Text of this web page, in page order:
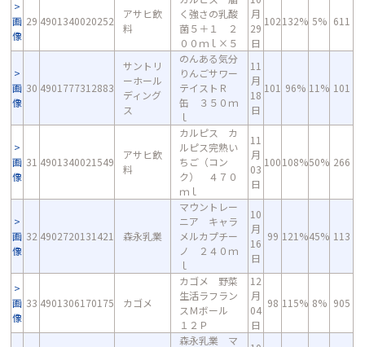
画
像
29 4901340020252
アサヒ飲
料
く強さの乳酸
菌５＋１ ２
００ｍｌ×５
月
29
日
102132% 5% 611
画
像
30 4901777312883
サントリ
ーホール
ディング
ス
のんある気分
りんごサワー
テイストＲ
缶 ３５０ｍ
ｌ
11
月
18
日
101 96% 11% 101
画
像
31 4901340021549
アサヒ飲
料
カルピス カ
ルピス完熟い
ちご（コン
ク） ４７０
ｍｌ
11
月
03
日
100108%50% 266
画
像
32 4902720131421 森永乳業
マウントレー
ニア キャラ
メルカプチー
ノ ２４０ｍ
ｌ
10
月
16
日
99 121%45% 113
画
像
33 4901306170175 カゴメ
カゴメ 野菜
生活ラフラン
スＭボール
１２Ｐ
12
月
04
日
98 115% 8% 905
森永乳業 マ